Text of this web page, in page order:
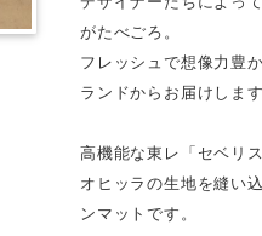
がたべごろ。
フレッシュで想像力豊
ランドからお届けします
高機能な東レ「セベリ
オヒッラの生地を縫い
ンマットです。